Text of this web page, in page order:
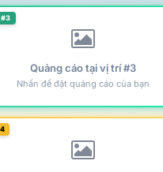
Quảng cáo tại vị trí #3
Nhấn để đặt quảng cáo của bạn